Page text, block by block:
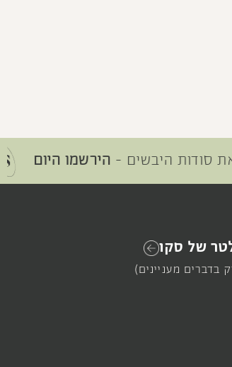
היבשים -הירשמו היום
של סקו
בדברים מעניינים)